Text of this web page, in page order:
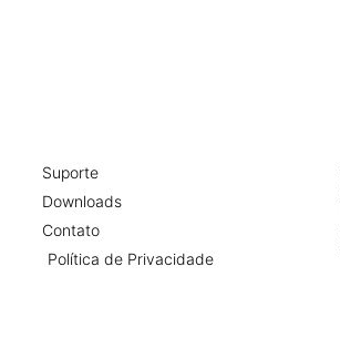
Suporte
Downloads
Contato
Política de Privacidade